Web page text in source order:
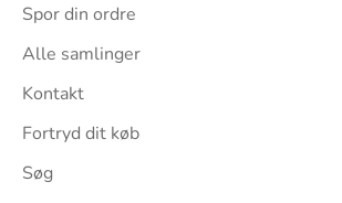
Spor din ordre
Alle samlinger
Kontakt
Fortryd dit køb
Søg